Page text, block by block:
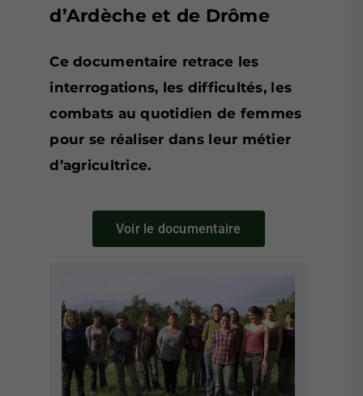
d’Ardèche et de Drôme
Ce documentaire retrace les
interrogations, les difficultés, les
combats au quotidien de femmes
pour se réaliser dans leur métier
d’agricultrice.
Voir le documentaire